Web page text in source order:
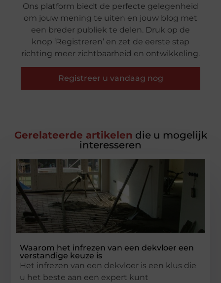
Ons platform biedt de perfecte gelegenheid
om jouw mening te uiten en jouw blog met
een breder publiek te delen. Druk op de
knop ‘Registreren’ en zet de eerste stap
richting meer zichtbaarheid en ontwikkeling.
Registreer u vandaag nog
Gerelateerde artikelen die u mogelijk
interesseren
Waarom het infrezen van een dekvloer een
verstandige keuze is
Het infrezen van een dekvloer is een klus die
u het beste aan een expert kunt